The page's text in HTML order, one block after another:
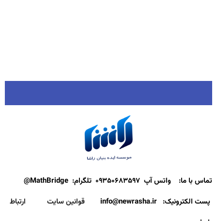
تماس با ما: واتس آپ ۰۹۳۵۰۶۸۳۵۹۷
تلگرام: MathBridge@
پست الکترونیک: info@newrasha.ir
قوانین سایت
ارتباط